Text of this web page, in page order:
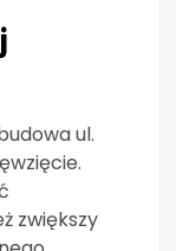
ul.
zwiększy